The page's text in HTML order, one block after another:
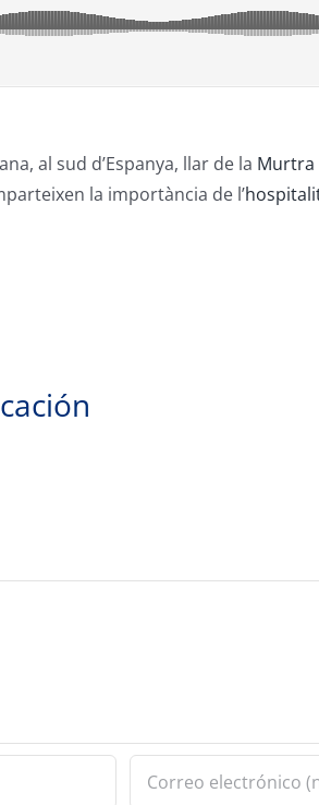
al sud d’Espanya, llar de la Murtra
la importància de l’